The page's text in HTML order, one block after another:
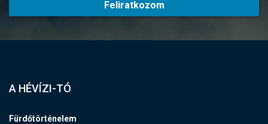
Feliratkozom
A HÉVÍZI-TÓ
Fürdőtörténelem